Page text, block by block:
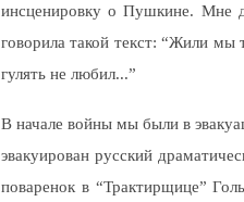
инсценировку о Пушкине. Мне
говорила такой текст: “Жили мы
гулять не любил...”
В начале войны мы были в
эвакуирован русский
поваренок в “Трактирщице”